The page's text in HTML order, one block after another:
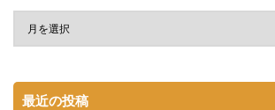
最近の投稿